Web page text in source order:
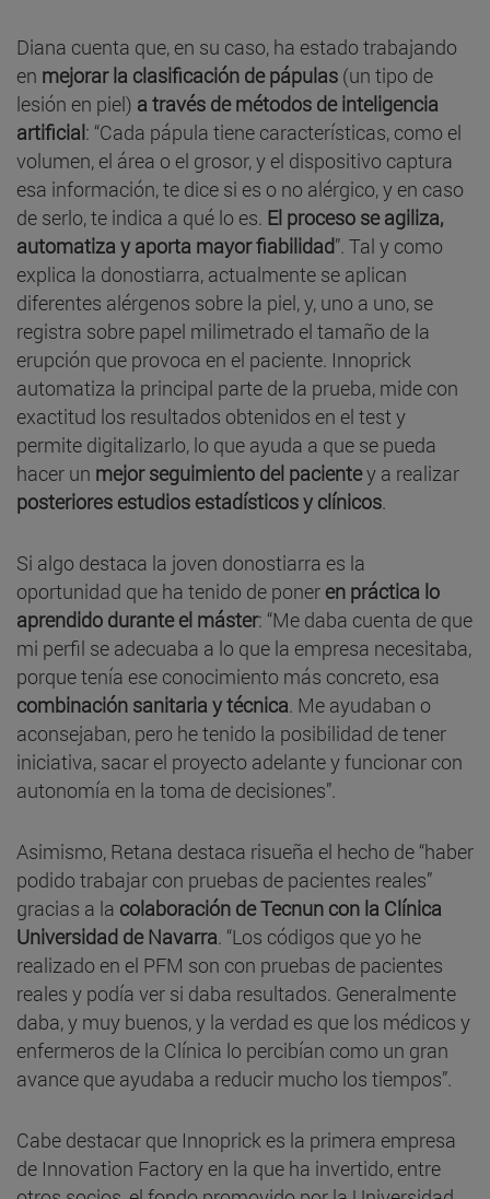
Diana cuenta que, en su caso, ha estado trabajando
en mejorar la clasificación de pápulas (un tipo de
lesión en piel) a través de métodos de inteligencia
artificial: “Cada pápula tiene características, como el
volumen, el área o el grosor, y el dispositivo captura
esa información, te dice si es o no alérgico, y en caso
de serlo, te indica a qué lo es. El proceso se agiliza,
automatiza y aporta mayor fiabilidad”. Tal y como
explica la donostiarra, actualmente se aplican
diferentes alérgenos sobre la piel, y, uno a uno, se
registra sobre papel milimetrado el tamaño de la
erupción que provoca en el paciente. Innoprick
automatiza la principal parte de la prueba, mide con
exactitud los resultados obtenidos en el test y
permite digitalizarlo, lo que ayuda a que se pueda
hacer un mejor seguimiento del pacientey a realizar
posteriores estudios estadísticos y clínicos.
Si algo destaca la joven donostiarra es la
oportunidad que ha tenido de poner en práctica lo
aprendido durante el máster: “Me daba cuenta de que
mi perfil se adecuaba a lo que la empresa necesitaba,
porque tenía ese conocimiento más concreto, esa
combinación sanitaria y técnica. Me ayudaban o
aconsejaban, pero he tenido la posibilidad de tener
iniciativa, sacar el proyecto adelante y funcionar con
autonomía en la toma de decisiones”.
Asimismo, Retana destaca risueña el hecho de “haber
podido trabajar con pruebas de pacientes reales”
gracias a la colaboración de Tecnun con la Clínica
Universidad de Navarra. “Los códigos que yo he
realizado en el PFM son con pruebas de pacientes
reales y podía ver si daba resultados. Generalmente
daba, y muy buenos, y la verdad es que los médicos y
enfermeros de la Clínica lo percibían como un gran
avance que ayudaba a reducir mucho los tiempos”.
Cabe destacar que Innoprick es la primera empresa
de Innovation Factory en la que ha invertido, entre